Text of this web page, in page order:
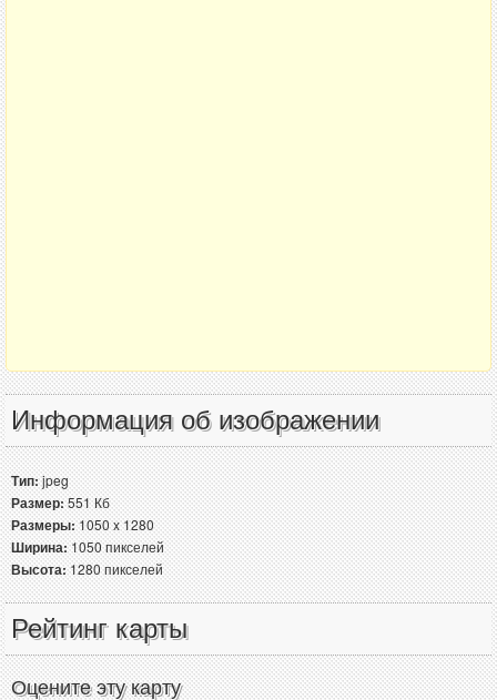
Информация об изображении
Тип:jpeg
Размер:551 Кб
Размеры:1050 x 1280
Ширина:1050 пикселей
Высота:1280 пикселей
Рейтинг карты
Оцените эту карту